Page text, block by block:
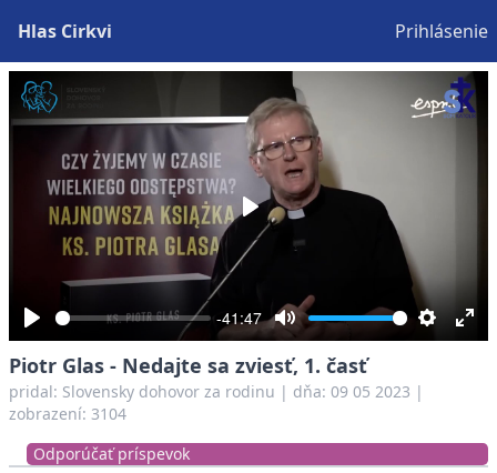
Hlas Cirkvi Prihlásenie
Play
-41:47
Mute Settings
Play
Piotr Glas - Nedajte sa zviesť, 1. časť
pridal: Slovensky dohovor za rodinu | dňa: 09 05 2023 |
zobrazení: 3104
Odporúčať príspevok